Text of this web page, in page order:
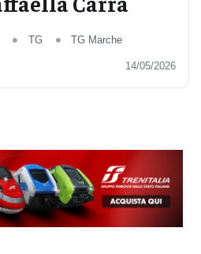
TG TG Marche
14/05/2026